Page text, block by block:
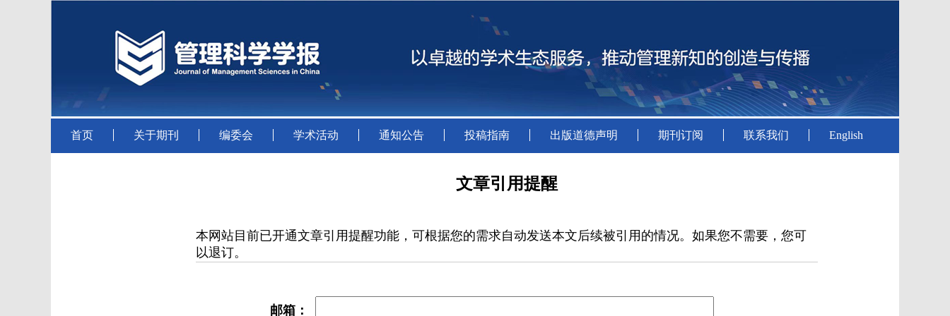
首页 关于期刊 编委会 学术活动 通知公告 投稿指南 出版道德声明 期刊订阅 联系我们 English
文章引用提醒
本网站目前已开通文章引用提醒功能，可根据您的需求自动发送本文后续被引用的情况。如果您不需要，您可
以退订。
邮箱：